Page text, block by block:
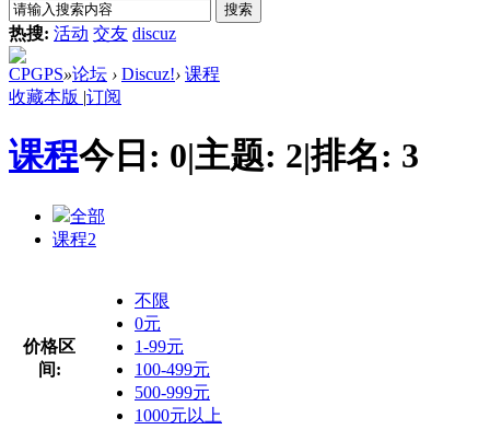
搜索
热搜: 活动 交友 discuz
CPGPS»论坛 › Discuz!› 课程
收藏本版 |订阅
课程今日: 0|主题: 2|排名: 3
全部
课程2
价格区
间:
不限
0元
1-99元
100-499元
500-999元
1000元以上